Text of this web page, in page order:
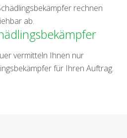
rechnen
ab.
vermitteln Ihnen nur
für Ihren Auftrag.